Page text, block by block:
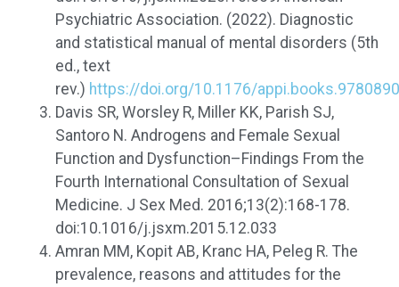
Psychiatric Association. (2022). Diagnostic
and statistical manual of mental disorders (5th
ed., text
rev.) https://doi.org/10.1176/
Davis SR, Worsley R, Miller KK, Parish SJ,
Santoro N. Androgens and Female Sexual
Function and Dysfunction–Findings From the
Fourth International Consultation of Sexual
Medicine. J Sex Med. 2016;13(2):168-178.
doi:10.1016/j.jsxm.2015.12.033
Amran MM, Kopit AB, Kranc HA, Peleg R. The
prevalence, reasons and attitudes for the